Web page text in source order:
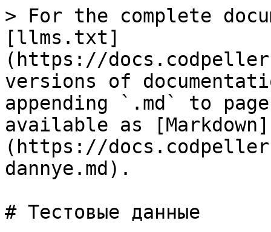
> For the complete
[llms.txt]
(https://
versions of
appending `.md` to
available as [Markdown]
(https://
dannye.md).
# Тестовые данные